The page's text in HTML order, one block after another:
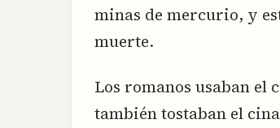
minas de mercurio, y
muerte.
Los romanos usaban
también tostaban el